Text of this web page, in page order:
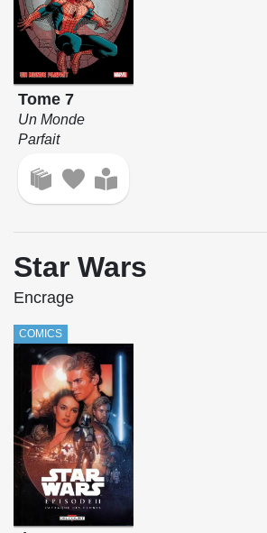
Tome 7
Un Monde
Parfait
Star Wars
Encrage
COMICS